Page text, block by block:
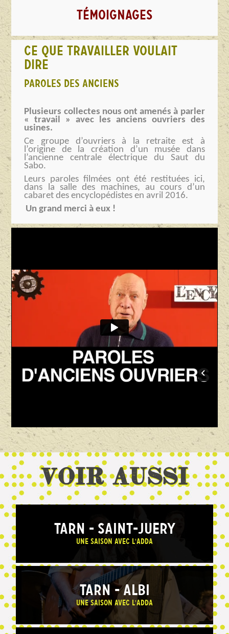
TÉMOIGNAGES
CE QUE TRAVAILLER VOULAIT
DIRE
PAROLES DES ANCIENS
Plusieurs collectes nous ont amenés à parler
« travail » avec les anciens ouvriers des
usines.
Ce groupe d’ouvriers à la retraite est à
l’origine de la création d’un musée dans
l’ancienne centrale électrique du Saut du
Sabo.
Leurs paroles filmées ont été restituées ici,
dans la salle des machines, au cours d’un
cabaret des encyclopédistes en avril 2016.
Un grand merci à eux !
Voir aussi
TARN - SAINT-JUERY
Une saison avec l'ADDA
TARN - ALBI
Une saison avec l'ADDA